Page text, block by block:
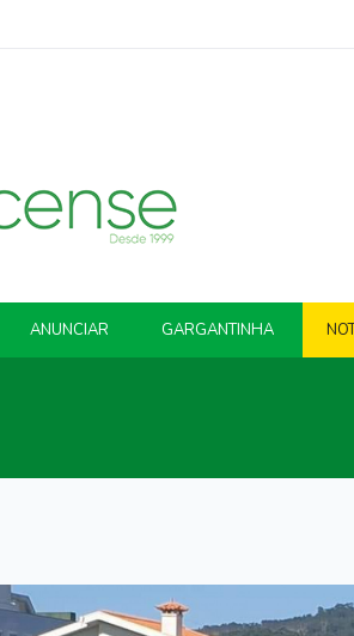
ANUNCIAR GARGANTINHA